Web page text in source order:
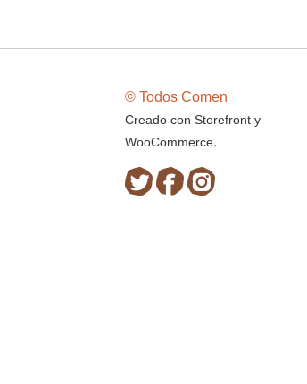
© Todos Comen
Creado con Storefront y
WooCommerce.